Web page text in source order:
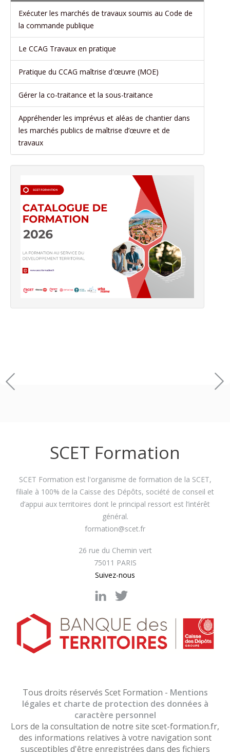
Exécuter les marchés de travaux soumis au Code de
la commande publique
Le CCAG Travaux en pratique
Pratique du CCAG maîtrise d'œuvre (MOE)
Gérer la co-traitance et la sous-traitance
Appréhender les imprévus et aléas de chantier dans
les marchés publics de maîtrise d’œuvre et de
travaux
SCET Formation
SCET Formation est l'organisme de formation de la SCET,
filiale à 100% de la Caisse des Dépôts, société de conseil et
d’appui aux territoires dont le principal ressort est l’intérêt
général.
formation@scet.fr
26 rue du Chemin vert
75011 PARIS
Suivez-nous
Tous droits réservés Scet Formation - Mentions
légales et charte de protection des données à
caractère personnel
Lors de la consultation de notre site scet-formation.fr,
des informations relatives à votre navigation sont
susceptibles d'être enregistrées dans des fichiers